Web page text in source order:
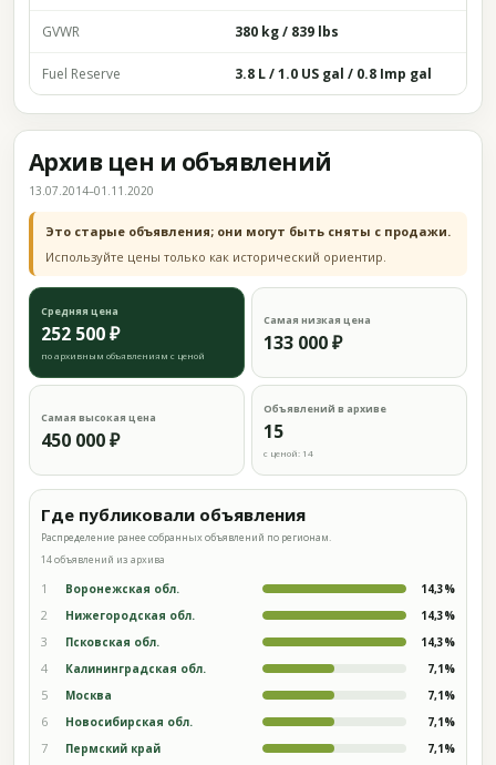
GVWR 380 kg / 839 lbs
Fuel Reserve 3.8 L / 1.0 US gal / 0.8 Imp gal
Архив цен и объявлений
13.07.2014–01.11.2020
Это старые объявления; они могут быть сняты с продажи.
Используйте цены только как исторический ориентир.
Средняя цена
252 500 ₽
по архивным объявлениям с ценой
Самая низкая цена
133 000 ₽
Самая высокая цена
450 000 ₽
Объявлений в архиве
15
с ценой: 14
Где публиковали объявления
Распределение ранее собранных объявлений по регионам.
14 объявлений из архива
1 Воронежская обл. 14,3%
2 Нижегородская обл. 14,3%
3 Псковская обл. 14,3%
4 Калининградская обл. 7,1%
5 Москва 7,1%
6 Новосибирская обл. 7,1%
7 Пермский край 7,1%